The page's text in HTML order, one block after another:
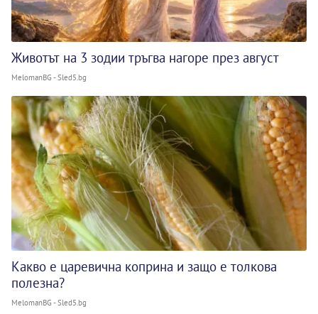
Животът на 3 зодии тръгва нагоре през август
MelomanBG - Sled5.bg
Какво е царевична коприна и защо е толкова
полезна?
MelomanBG - Sled5.bg